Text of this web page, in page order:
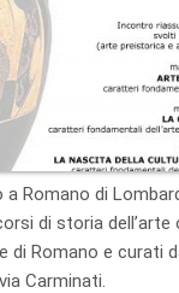
a Romano di
di storia dell’arte
di Romano e curati
Carminati.